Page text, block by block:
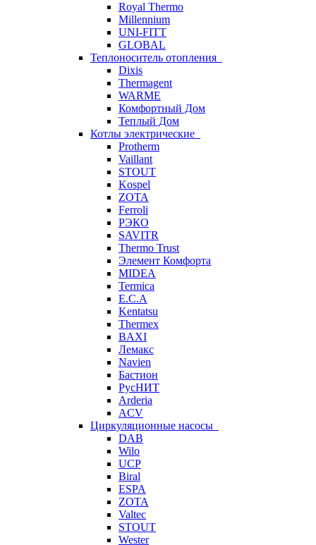
Royal Thermo
Millennium
UNI-FITT
GLOBAL
Теплоноситель отопления
Dixis
Thermagent
WARME
Комфортный Дом
Теплый Дом
Котлы электрические
Protherm
Vaillant
STOUT
Kospel
ZOTA
Ferroli
РЭКО
SAVITR
Thermo Trust
Элемент Комфорта
MIDEA
Termica
E.C.A
Kentatsu
Thermex
BAXI
Лемакс
Navien
Бастион
РусНИТ
Arderia
ACV
Циркуляционные насосы
DAB
Wilo
UCP
Biral
ESPA
ZOTA
Valtec
STOUT
Wester